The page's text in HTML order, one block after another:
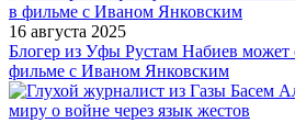
16 августа 2025
Блогер из Уфы Рустам Набиев может
фильме с Иваном Янковским